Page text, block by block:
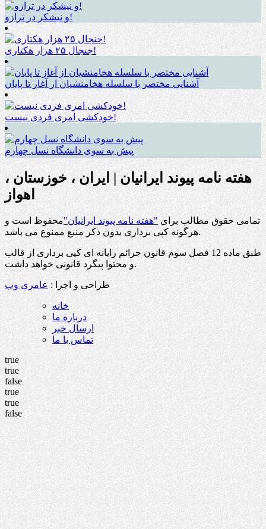
و نیشکر در ترازو!
جنجال ۲۵ هزار هکتاری!
آشنایی مختصر با سلسله هخامنشیان از آغاز تا پایان
خودکشی امری فردی نیست!
پیش به سوی دانشگاه نسل چهارم
هفته نامه پیوند ایرانیان | ایران ، خوزستان ،
اهواز
تمامی حقوق مطالب برای "هفته نامه پیوند ایرانیان"محفوظ است و
هرگونه کپی برداری بدون ذکر منبع ممنوع می باشد.
طبق ماده 12 فصل سوم قانون جرائم رایانه ای کپی برداری از قالب
و محتوا پیگرد قانونی خواهد داشت.
طراحی و اجرا : عامری وب
خانه
درباره ما
ارسال خبر
تماس با ما
true
true
false
true
true
false